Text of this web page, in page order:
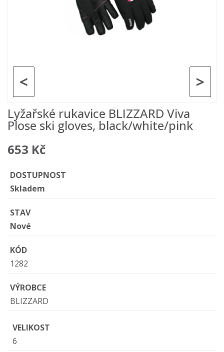
>
<
Lyžařské rukavice BLIZZARD Viva
Plose ski gloves, black/white/pink
653 Kč
DOSTUPNOST
Skladem
STAV
Nové
KÓD
1282
VÝROBCE
BLIZZARD
VELIKOST
6